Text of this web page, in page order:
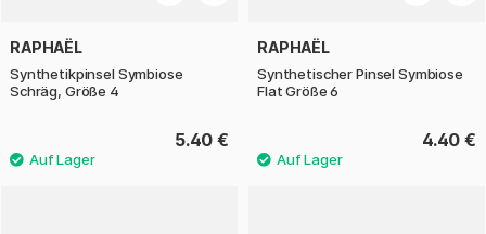
RAPHAËL
Synthetikpinsel Symbiose
Schräg, Größe 4
5.40 €
RAPHAËL
Synthetischer Pinsel Symbiose
Flat Größe 6
4.40 €